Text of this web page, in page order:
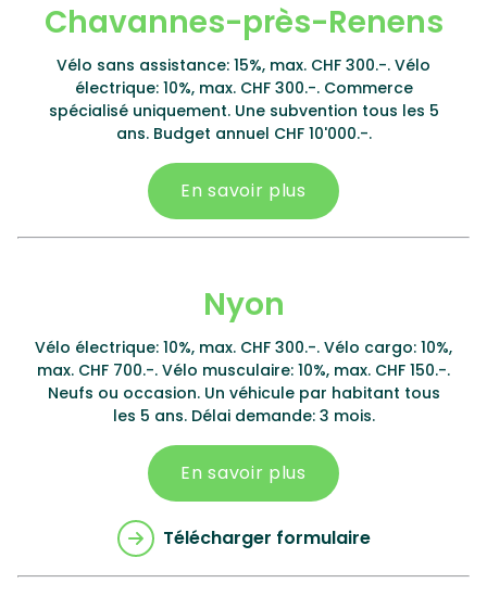
Chavannes-près-Renens
Vélo sans assistance: 15%, max. CHF 300.-. Vélo
électrique: 10%, max. CHF 300.-. Commerce
spécialisé uniquement. Une subvention tous les 5
ans. Budget annuel CHF 10'000.-.
En savoir plus
Nyon
Vélo électrique: 10%, max. CHF 300.-. Vélo cargo: 10%,
max. CHF 700.-. Vélo musculaire: 10%, max. CHF 150.-.
Neufs ou occasion. Un véhicule par habitant tous
les 5 ans. Délai demande: 3 mois.
En savoir plus
Télécharger formulaire